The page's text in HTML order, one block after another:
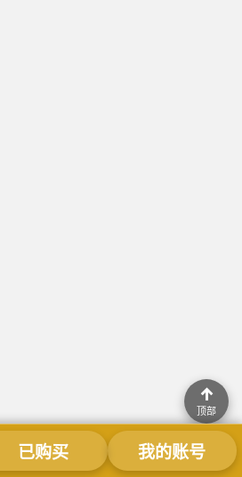
已购买 我的账号
↑
顶部